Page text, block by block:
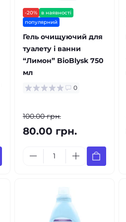
-20%
в наявності
популярний
Гель очищуючий для
туалету і ванни
“Лимон” BioBlysk 750
мл
0
100.00 грн.
80.00 грн.